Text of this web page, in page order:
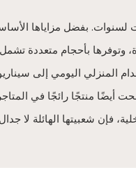
لسنوات. بفضل مزاياها
وتوفرها بأحجام متعددة
المنزلي اليومي إلى
منتجًا رائجًا في